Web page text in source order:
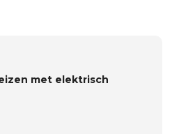
met elektrisch